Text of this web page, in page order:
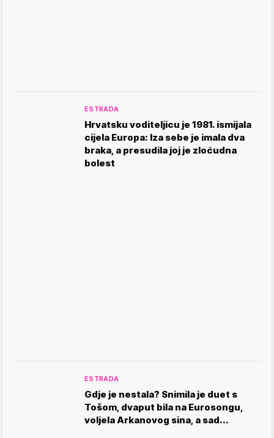
ESTRADA
Hrvatsku voditeljicu je 1981. ismijala
cijela Europa: Iza sebe je imala dva
braka, a presudila joj je zloćudna
bolest
ESTRADA
Gdje je nestala? Snimila je duet s
Tošom, dvaput bila na Eurosongu,
voljela Arkanovog sina, a sad...